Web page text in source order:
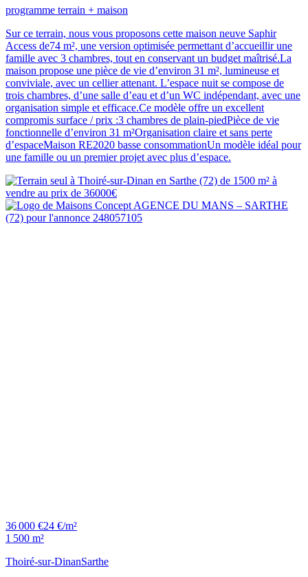
programme terrain + maison
Sur ce terrain, nous vous proposons cette maison neuve Saphir
Access de74 m², une version optimisée permettant d’accueillir une
famille avec 3 chambres, tout en conservant un budget maîtrisé.La
maison propose une pièce de vie d’environ 31 m², lumineuse et
conviviale, avec un cellier attenant. L’espace nuit se compose de
trois chambres, d’une salle d’eau et d’un WC indépendant, avec une
organisation simple et efficace.Ce modèle offre un excellent
compromis surface / prix :3 chambres de plain-piedPièce de vie
fonctionnelle d’environ 31 m²Organisation claire et sans perte
d’espaceMaison RE2020 basse consommationUn modèle idéal pour
une famille ou un premier projet avec plus d’espace.
36 000 €24 €/m²
1 500 m²
Thoiré-sur-DinanSarthe